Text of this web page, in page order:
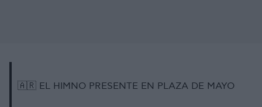
🇦🇷 EL HIMNO PRESENTE EN PLAZA DE MAYO